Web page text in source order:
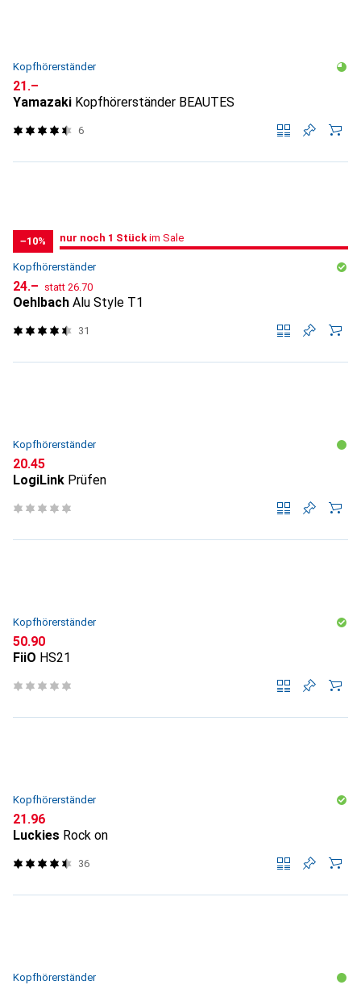
Kopfhörerständer
CHF
21.–
Yamazaki Kopfhörerständer BEAUTES
6
−10% noch 1 Stück im Sale
nur noch 1 Stück im Sale
Kopfhörerständer
CHF
24.– statt CHF
26.70
Oehlbach Alu Style T1
31
Kopfhörerständer
CHF
20.45
LogiLink Prüfen
Kopfhörerständer
CHF
50.90
FiiO HS21
Kopfhörerständer
CHF
21.96
Luckies Rock on
36
Kopfhörerständer